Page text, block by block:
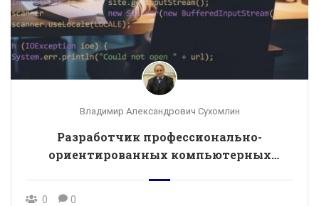
Владимир Александрович Сухомлин
Разработчик профессионально-
ориентированных компьютерных
0 0